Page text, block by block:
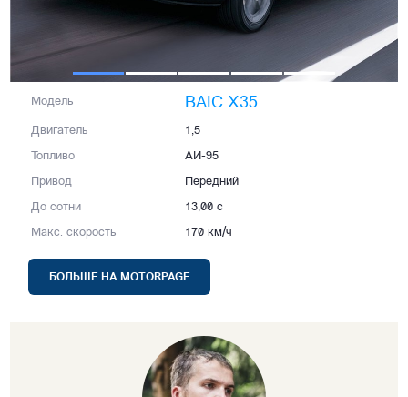
Модель BAIC X35
Двигатель 1,5
Топливо АИ-95
Привод Передний
До сотни 13,00 с
Макс. скорость 170 км/ч
БОЛЬШЕ НА MOTORPAGE